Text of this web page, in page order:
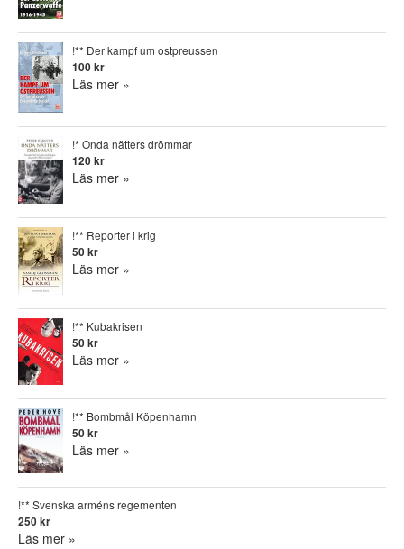
!** Der kampf um ostpreussen
100 kr
Läs mer »
!* Onda nätters drömmar
120 kr
Läs mer »
!** Reporter i krig
50 kr
Läs mer »
!** Kubakrisen
50 kr
Läs mer »
!** Bombmål Köpenhamn
50 kr
Läs mer »
!** Svenska arméns regementen
250 kr
Läs mer »